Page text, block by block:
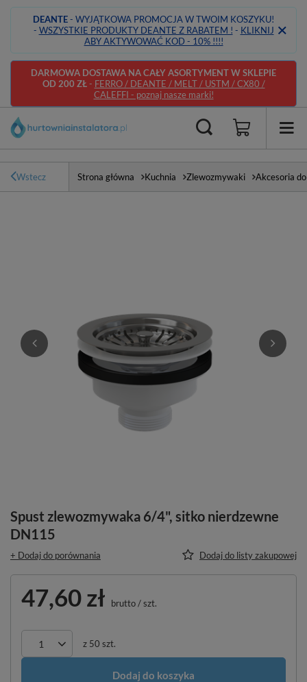
DEANTE- WYJĄTKOWA PROMOCJA W TWOIM KOSZYKU!
- WSZYSTKIE PRODUKTY DEANTE Z RABATEM ! - KLIKNIJ
ABY AKTYWOWAĆ KOD - 10% !!!!
DARMOWA DOSTAWA NA CAŁY ASORTYMENT W SKLEPIE
OD 200 ZŁ- FERRO / DEANTE / MELT / USTM / CX80 /
CALEFFI - poznaj nasze marki!
Wstecz Strona główna Kuchnia Zlewozmywaki Akcesoria
Spust zlewozmywaka 6/4", sitko nierdzewne
DN115
+ Dodaj do porównania Dodaj do listy zakupowej
47,60 zł brutto/szt.
z 50 szt.
Dodaj do koszyka